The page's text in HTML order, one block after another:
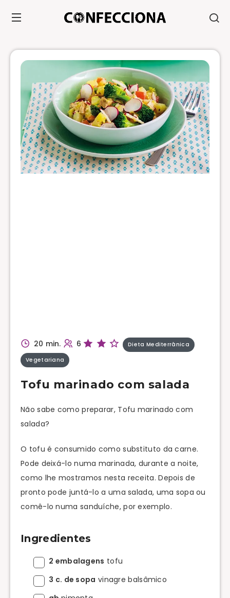
20 min. 6 Dieta Mediterrânica
Vegetariana
Tofu marinado com salada
Não sabe como preparar, Tofu marinado com
salada?
O tofu é consumido como substituto da carne.
Pode deixá-lo numa marinada, durante a noite,
como lhe mostramos nesta receita. Depois de
pronto pode juntá-lo a uma salada, uma sopa ou
comê-lo numa sanduíche, por exemplo.
Ingredientes
2 embalagens tofu
3 c. de sopa vinagre balsâmico